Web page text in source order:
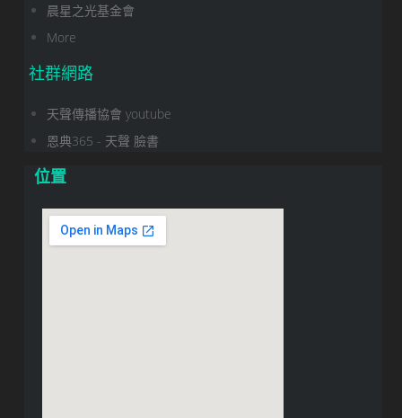
晨星之光基金會
More
社群網路
天聲傳播協會 youtube
恩典365 - 天聲 臉書
位置